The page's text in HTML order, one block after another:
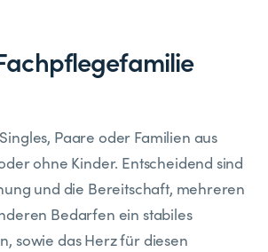
Paare oder Familien aus
ohne Kinder. Entscheidend sind
und die Bereitschaft, mehreren
Bedarfen ein stabiles
sowie das Herz für diesen